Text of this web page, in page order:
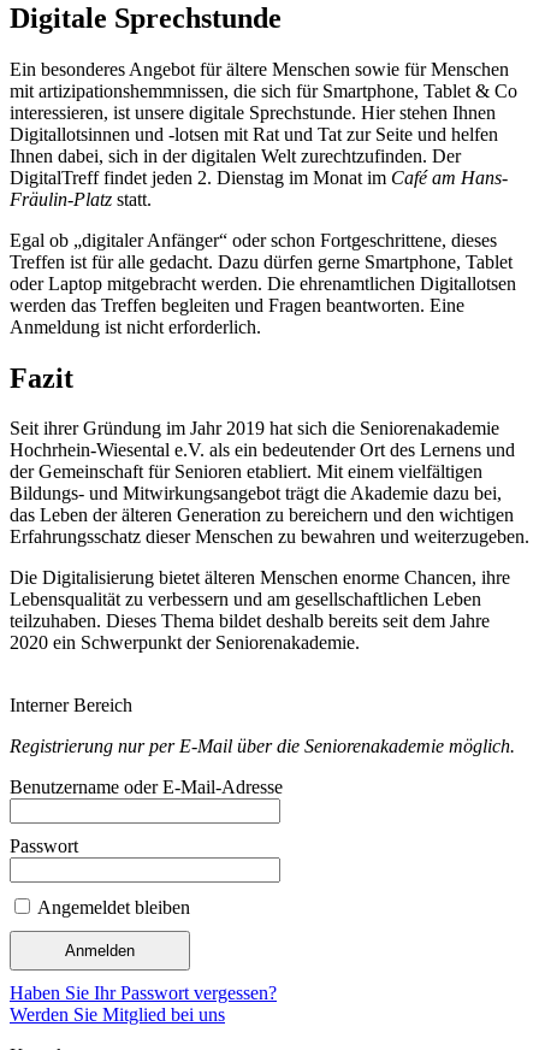
Digitale Sprechstunde
Ein besonderes Angebot für ältere Menschen sowie für Menschen
mit artizipationshemmnissen, die sich für Smartphone, Tablet & Co
interessieren, ist unsere digitale Sprechstunde. Hier stehen Ihnen
Digitallotsinnen und -lotsen mit Rat und Tat zur Seite und helfen
Ihnen dabei, sich in der digitalen Welt zurechtzufinden. Der
DigitalTreff findet jeden 2. Dienstag im Monat im Café am Hans-
Fräulin-Platz statt.
Egal ob „digitaler Anfänger“ oder schon Fortgeschrittene, dieses
Treffen ist für alle gedacht. Dazu dürfen gerne Smartphone, Tablet
oder Laptop mitgebracht werden. Die ehrenamtlichen Digitallotsen
werden das Treffen begleiten und Fragen beantworten. Eine
Anmeldung ist nicht erforderlich.
Fazit
Seit ihrer Gründung im Jahr 2019 hat sich die Seniorenakademie
Hochrhein-Wiesental e.V. als ein bedeutender Ort des Lernens und
der Gemeinschaft für Senioren etabliert. Mit einem vielfältigen
Bildungs- und Mitwirkungsangebot trägt die Akademie dazu bei,
das Leben der älteren Generation zu bereichern und den wichtigen
Erfahrungsschatz dieser Menschen zu bewahren und weiterzugeben.
Die Digitalisierung bietet älteren Menschen enorme Chancen, ihre
Lebensqualität zu verbessern und am gesellschaftlichen Leben
teilzuhaben. Dieses Thema bildet deshalb bereits seit dem Jahre
2020 ein Schwerpunkt der Seniorenakademie.
Interner Bereich
Registrierung nur per E-Mail überdie Seniorenakademie möglich.
Benutzername oder E-Mail-Adresse
Passwort
Angemeldet bleiben
Haben Sie Ihr Passwort vergessen?
Werden Sie Mitglied bei uns